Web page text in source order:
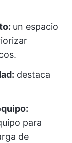
un espacio
destaca
para
de